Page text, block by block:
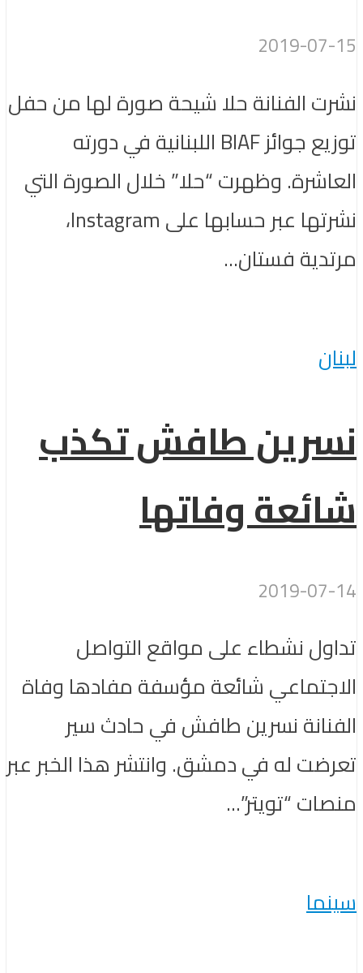
2019-07-15
نشرت الفنانة حلا شيحة صورة لها من حفل
توزيع جوائز BIAF اللبنانية في دورته
العاشرة. وظهرت “حلا” خلال الصورة التي
نشرتها عبر حسابها على Instagram،
مرتدية فستان...
لبنان
نسرين طافش تكذب
شائعة وفاتها
2019-07-14
تداول نشطاء على مواقع التواصل
الاجتماعي شائعة مؤسفة مفادها وفاة
الفنانة نسرين طافش في حادث سير
تعرضت له في دمشق. وانتشر هذا الخبر عبر
منصات “تويتر”...
سينما